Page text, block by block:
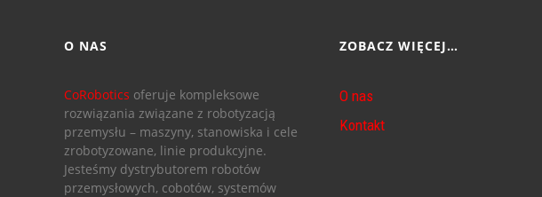
O NAS
CoRobotics oferuje kompleksowe
rozwiązania związane z robotyzacją
przemysłu – maszyny, stanowiska i cele
zrobotyzowane, linie produkcyjne.
Jesteśmy dystrybutorem robotów
przemysłowych, cobotów, systemów
ZOBACZ WIĘCEJ…
O nas
Kontakt